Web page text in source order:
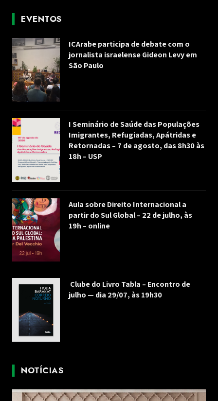
EVENTOS
ICArabe participa de debate com o
jornalista israelense Gideon Levy em
São Paulo
I Seminário de Saúde das Populações
Imigrantes, Refugiadas, Apátridas e
Retornadas – 7 de agosto, das 8h30 às
18h – USP
Aula sobre Direito Internacional a
partir do Sul Global – 22 de julho, às
19h – online
Clube do Livro Tabla – Encontro de
julho — dia 29/07, às 19h30
NOTÍCIAS